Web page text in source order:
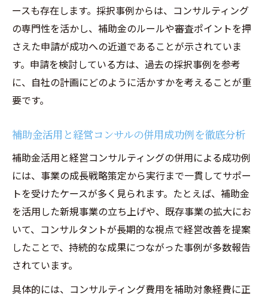
ースも存在します。採択事例からは、コンサルティング
の専門性を活かし、補助金のルールや審査ポイントを押
さえた申請が成功への近道であることが示されていま
す。申請を検討している方は、過去の採択事例を参考
に、自社の計画にどのように活かすかを考えることが重
要です。
補助金活用と経営コンサルの併用成功例を徹底分析
補助金活用と経営コンサルティングの併用による成功例
には、事業の成長戦略策定から実行まで一貫してサポー
トを受けたケースが多く見られます。たとえば、補助金
を活用した新規事業の立ち上げや、既存事業の拡大にお
いて、コンサルタントが長期的な視点で経営改善を提案
したことで、持続的な成果につながった事例が多数報告
されています。
具体的には、コンサルティング費用を補助対象経費に正